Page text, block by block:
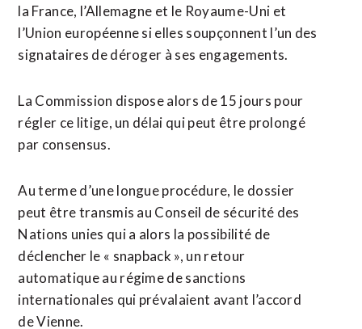
la France, l’Allemagne et le Royaume-Uni et
l’Union européenne si elles soupçonnent l’un des
signataires de déroger à ses engagements.
La Commission dispose alors de 15 jours pour
régler ce litige, un délai qui peut être prolongé
par consensus.
Au terme d’une longue procédure, le dossier
peut être transmis au Conseil de sécurité des
Nations unies qui a alors la possibilité de
déclencher le « snapback », un retour
automatique au régime de sanctions
internationales qui prévalaient avant l’accord
de Vienne.